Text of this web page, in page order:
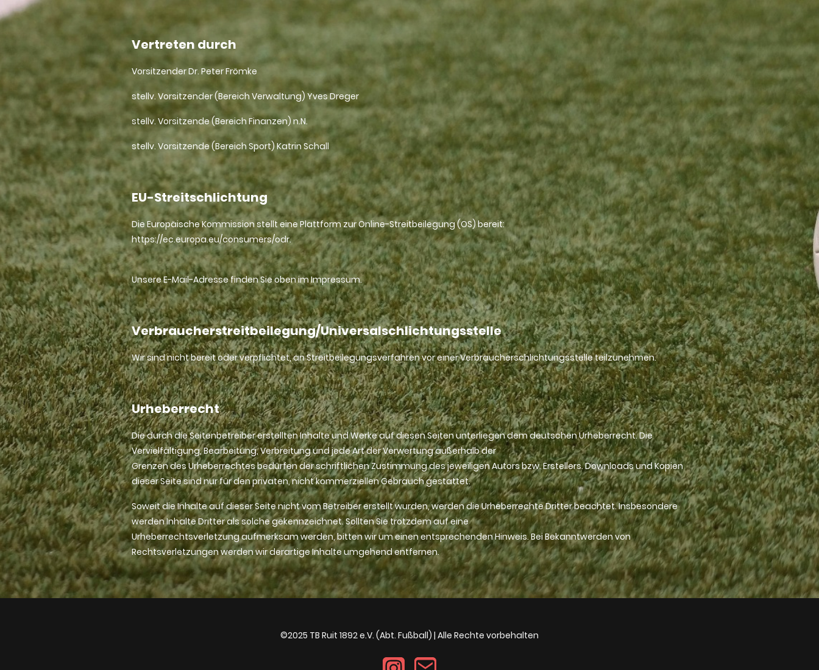
Vertreten durch
Vorsitzender Dr. Peter Frömke
stellv. Vorsitzender (Bereich Verwaltung) Yves Dreger
stellv. Vorsitzende (Bereich Finanzen) n.N.
stellv. Vorsitzende (Bereich Sport) Katrin Schall
EU-Streitschlichtung
Die Europäische Kommission stellt eine Plattform zur Online-Streitbeilegung (OS) bereit:
https://ec.europa.eu/consumers/odr.
Unsere E-Mail-Adresse finden Sie oben im Impressum.
Verbraucherstreitbeilegung/Universalschlichtungsstelle
Wir sind nicht bereit oder verpflichtet, an Streitbeilegungsverfahren vor einer Verbraucherschlichtungsstelle teilzunehmen.
Urheberrecht
Die durch die Seitenbetreiber erstellten Inhalte und Werke auf diesen Seiten unterliegen dem deutschen Urheberrecht. Die
Vervielfältigung, Bearbeitung, Verbreitung und jede Art der Verwertung außerhalb der
Grenzen des Urheberrechtes bedürfen der schriftlichen Zustimmung des jeweiligen Autors bzw. Erstellers. Downloads und Kopien
dieser Seite sind nur für den privaten, nicht kommerziellen Gebrauch gestattet.
Soweit die Inhalte auf dieser Seite nicht vom Betreiber erstellt wurden, werden die Urheberrechte Dritter beachtet. Insbesondere
werden Inhalte Dritter als solche gekennzeichnet. Sollten Sie trotzdem auf eine
Urheberrechtsverletzung aufmerksam werden, bitten wir um einen entsprechenden Hinweis. Bei Bekanntwerden von
Rechtsverletzungen werden wir derartige Inhalte umgehend entfernen.
©2025 TB Ruit 1892 e.V. (Abt. Fußball) | Alle Rechte vorbehalten